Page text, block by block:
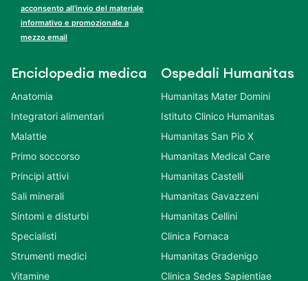
acconsento all’invio del materiale
informativo e promozionale a
mezzo email
Enciclopedia medica
Anatomia
Integratori alimentari
Malattie
Primo soccorso
Principi attivi
Sali minerali
Sintomi e disturbi
Specialisti
Strumenti medici
Vitamine
Ospedali Humanitas
Humanitas Mater Domini
Istituto Clinico Humanitas
Humanitas San Pio X
Humanitas Medical Care
Humanitas Castelli
Humanitas Gavazzeni
Humanitas Cellini
Clinica Fornaca
Humanitas Gradenigo
Clinica Sedes Sapientiae